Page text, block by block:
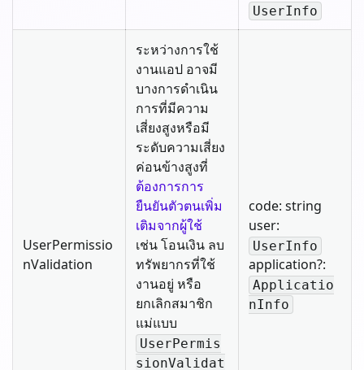
UserInfo
UserPermissio
nValidation
ระหว่างการใช้
งานแอป อาจมี
บางการดำเนิน
การที่มีความ
เสี่ยงสูงหรือมี
ระดับความเสี่ยง
ค่อนข้างสูงที่
ต้องการการ
ยืนยันตัวตนเพิ่ม
เติมจากผู้ใช้
เช่น โอนเงิน ลบ
ทรัพยากรที่ใช้
งานอยู่ หรือ
ยกเลิกสมาชิก
แม่แบบ
UserPermis
sionValidat
code: string
user:
UserInfo
application?:
Applicatio
nInfo